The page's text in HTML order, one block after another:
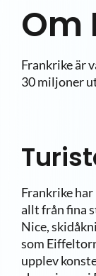
Om
Frankrike är
30 miljoner
Frankrike
allt från fina
Nice,
som
upplev